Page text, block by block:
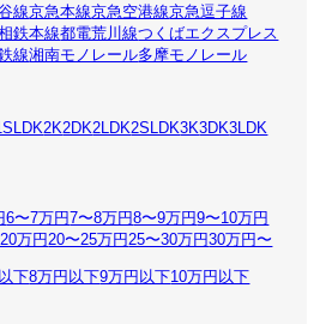
線京急本線京急空港線京急逗子線
鉄本線都電荒川線つくばエクスプレス
線湘南モノレール多摩モノレール
2K2DK2LDK2SLDK3K3DK3LDK
6〜7万円7〜8万円8〜9万円9〜10万円
万円20〜25万円 25〜30万円30万円〜
下8万円以下9万円以下10万円以下